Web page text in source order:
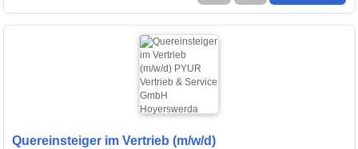
Quereinsteiger im Vertrieb (m/w/d)